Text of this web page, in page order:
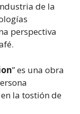
de la
perspectiva
” es una obra
la tostión de